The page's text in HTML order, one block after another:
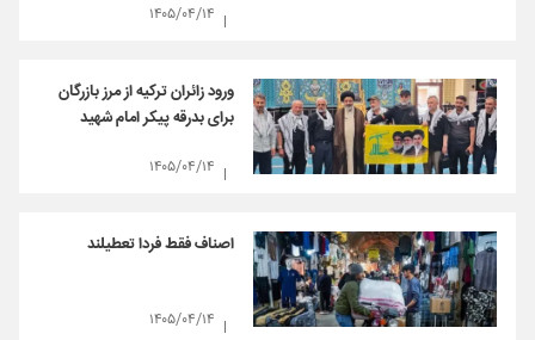
۱۴۰۵/۰۴/۱۴
ورود زائران ترکیه از مرز بازرگان
برای بدرقه پیکر امام شهید
۱۴۰۵/۰۴/۱۴
اصناف فقط فردا تعطیلند
۱۴۰۵/۰۴/۱۴